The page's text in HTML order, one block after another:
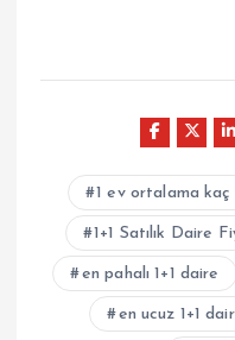
1 ev ortalama kaç
1+1 Satılık Daire
en pahalı 1+1 daire
en ucuz 1+1